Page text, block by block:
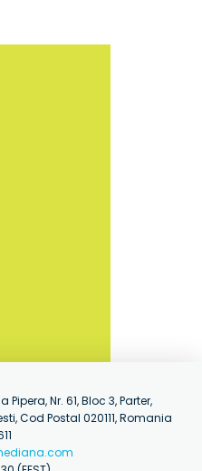
Nr. 61, Bloc 3, Parter,
Cod Postal 020111, Romania